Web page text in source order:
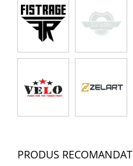
PRODUS RECOMANDAT